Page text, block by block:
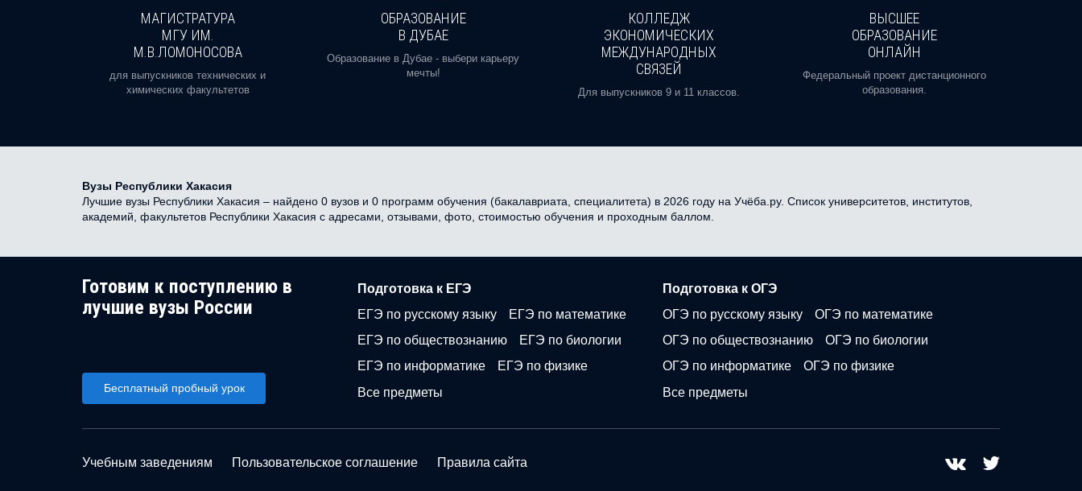
МАГИСТРАТУРА
МГУ ИМ.
М.В.ЛОМОНОСОВА
для выпускников технических и
химических факультетов
ОБРАЗОВАНИЕ
В ДУБАЕ
Образование в Дубае - выбери карьеру
мечты!
КОЛЛЕДЖ
ЭКОНОМИЧЕСКИХ
МЕЖДУНАРОДНЫХ
СВЯЗЕЙ
Для выпускников 9 и 11 классов.
ВЫСШЕЕ
ОБРАЗОВАНИЕ
ОНЛАЙН
Федеральный проект дистанционного
образования.
Вузы Республики Хакасия
Лучшие вузы Республики Хакасия – найдено 0 вузов и 0 программ обучения (бакалавриата, специалитета) в 2026 году на Учёба.ру. Список университетов, институтов,
академий, факультетов Республики Хакасия с адресами, отзывами, фото, стоимостью обучения и проходным баллом.
Готовим к поступлению в
лучшие вузы России
Бесплатный пробный урок
Подготовка к ЕГЭ
ЕГЭ по русскому языку
ЕГЭ по математике
ЕГЭ по обществознанию
ЕГЭ по биологии
ЕГЭ по информатике
ЕГЭ по физике
Все предметы
Подготовка к ОГЭ
ОГЭ по русскому языку
ОГЭ по математике
ОГЭ по обществознанию
ОГЭ по биологии
ОГЭ по информатике
ОГЭ по физике
Все предметы
Учебным заведениям Пользовательское соглашение Правила сайта